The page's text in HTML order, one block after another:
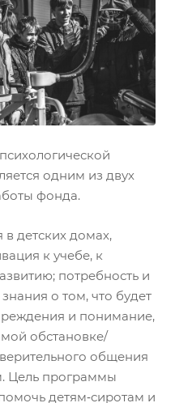
одним из двух
фонда.
детских домах,
к учебе, к
потребность и
о том, что будет
и понимание,
обстановке/
общения
Цель программы
детям‑сиротам и